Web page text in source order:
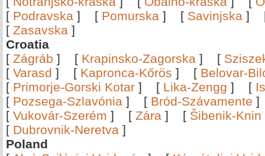
[ Podravska ] [ Pomurska ] [ Savinjska ]
[ Zasavska ]
Croatia
[ Zágráb ] [ Krapinsko-Zagorska ] [
[ Varasd ] [ Kapronca-Kőrös ] [ Belovar-
[ Primorje-Gorski Kotar ] [ Lika-Zengg ] [
[ Pozsega-Szlavónia ] [ Bród-Szávamente
[ Vukovár-Szerém ] [ Zára ] [ Šibenik-Knin
[ Dubrovnik-Neretva ]
Poland